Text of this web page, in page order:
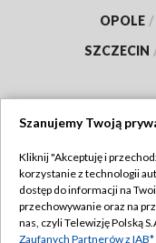
OPOLE /
SZCZECIN
Abonament TVP
Emisja w TVP
Szanujemy Twoją
Kliknij "Akceptuję i
korzystanie z technologii
dostęp do informacji na
przechowywanie oraz na
nas, czyli Telewizję Polską
Zaufanych Partnerów z